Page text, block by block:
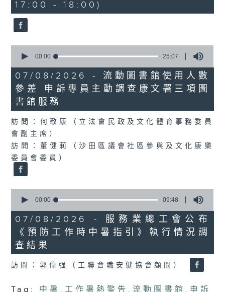
42
seconds
17:00 - 18:00)
seconds
25
minutes,
7
seconds
00:00 25:07
07/08/2026 - 流動圖書館使用人數
參差 申訴專員主動調查康文署三項圖
書館服務
訪問：何敬康（立法會民政及文化體育事務委員
會副主席）
訪問：董健莉（沙田區議會社區參與及文化康樂
委員會委員）
seconds
9
minutes,
48
seconds
00:00 09:48
07/08/2026 - 服務業總工會公布
《預防工作時中暑指引》執行情況調
查結果
訪問：郭偉强（工聯會職安健協會顧問）
Tag: 中暑 ,工作暑熱警告 ,流動圖書館 , 申訴